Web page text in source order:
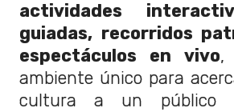
actividades
guiadas, recorridos
espectáculos en vivo,
ambiente único para
cultura a un público